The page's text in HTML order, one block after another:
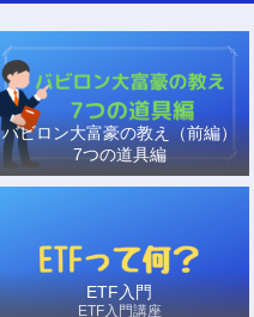
バビロン大富豪の教え（前編）
7つの道具編
ETF入門
ETF入門講座